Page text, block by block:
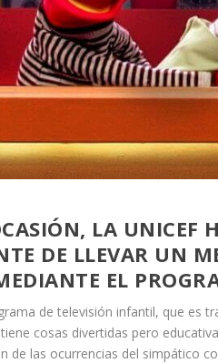
LA UNICEF
DE LLEVAR UN
EL
de televisión infantil, que es
cosas divertidas pero
de las ocurrencias del simpático